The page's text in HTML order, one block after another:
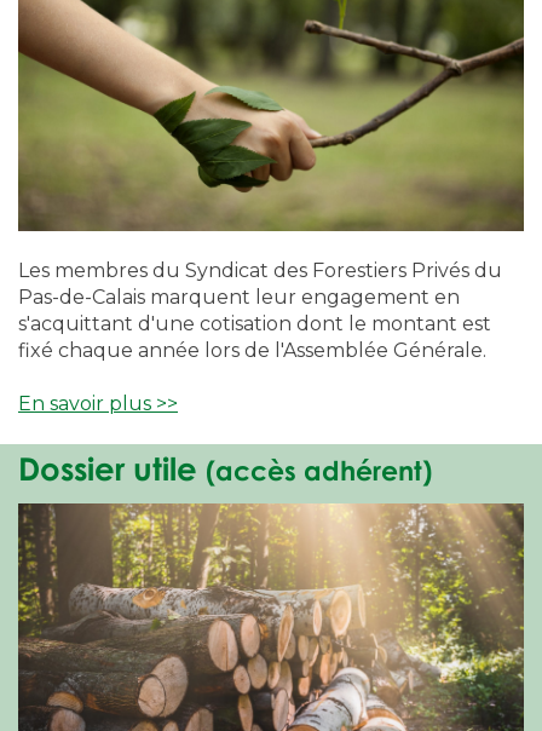
Les membres du Syndicat des Forestiers Privés du
Pas-de-Calais marquent leur engagement en
s'acquittant d'une cotisation dont le montant est
fixé chaque année lors de l'Assemblée Générale.
En savoir plus >>
Dossier utile (accès adhérent)